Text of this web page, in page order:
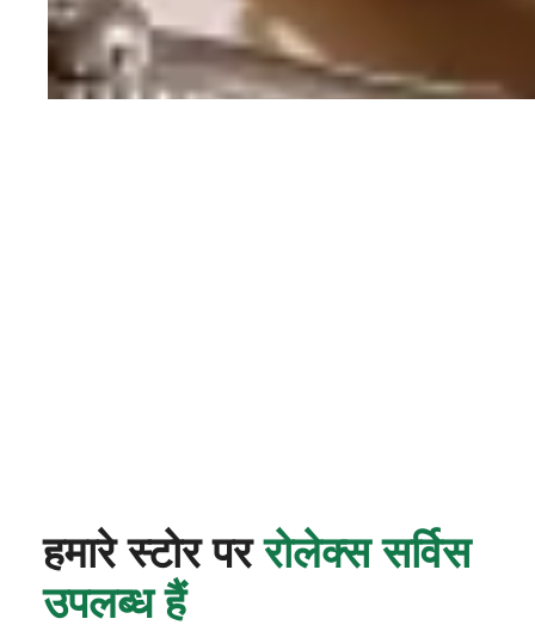
हमारे स्टोर पररोलेक्स सर्विस
उपलब्ध हैं